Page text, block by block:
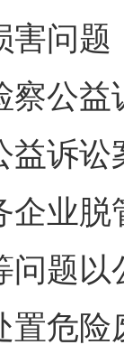
害问
察公
益诉
企业
问题
置危